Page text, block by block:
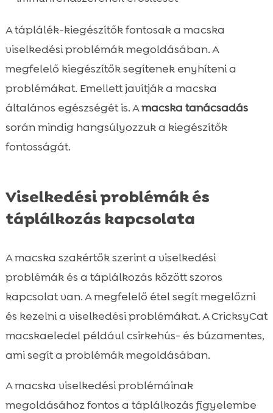
A táplálék-kiegészítők fontosak a macska
viselkedési problémák megoldásában. A
megfelelő kiegészítők segítenek enyhíteni a
problémákat. Emellett javítják a macska
általános egészségét is. Amacska tanácsadás
során mindig hangsúlyozzuk a kiegészítők
fontosságát.
Viselkedési problémák és
táplálkozás kapcsolata
A macska szakértők szerint a viselkedési
problémák és a táplálkozás között szoros
kapcsolat van. A megfelelő étel segít megelőzni
és kezelni a viselkedési problémákat. A CricksyCat
macskaeledel például csirkehús- és búzamentes,
ami segít a problémák megoldásában.
A macska viselkedési problémáinak
megoldásához fontos a táplálkozás figyelembe